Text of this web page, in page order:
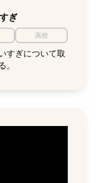
ぎ
高校
すぎについて取
。